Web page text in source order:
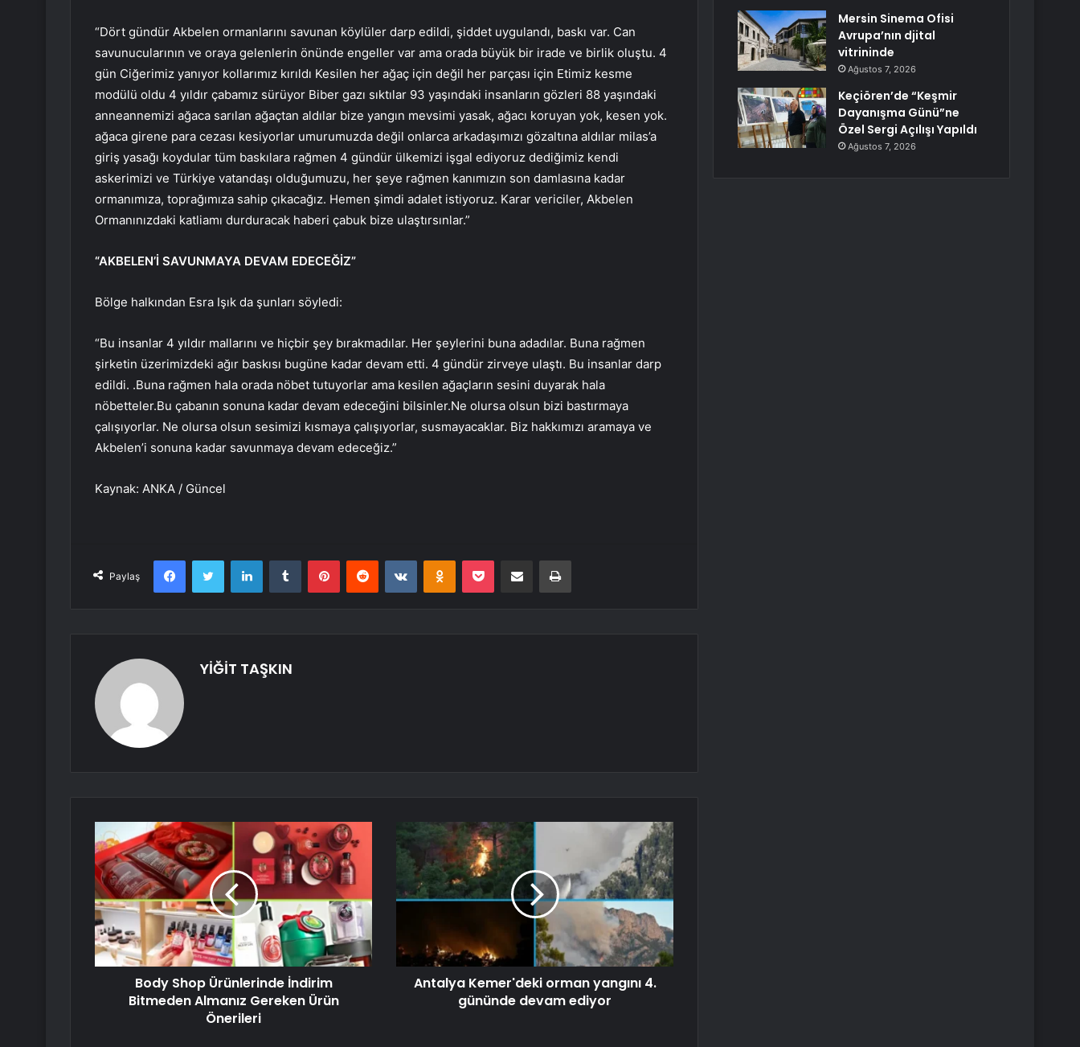
“Dört gündür Akbelen ormanlarını savunan köylüler darp edildi, şiddet uygulandı, baskı var. Can
savunucularının ve oraya gelenlerin önünde engeller var ama orada büyük bir irade ve birlik oluştu. 4
gün Ciğerimiz yanıyor kollarımız kırıldı Kesilen her ağaç için değil her parçası için Etimiz kesme
modülü oldu 4 yıldır çabamız sürüyor Biber gazı sıktılar 93 yaşındaki insanların gözleri 88 yaşındaki
anneannemizi ağaca sarılan ağaçtan aldılar bize yangın mevsimi yasak, ağacı koruyan yok, kesen yok.
ağaca girene para cezası kesiyorlar umurumuzda değil onlarca arkadaşımızı gözaltına aldılar milas’a
giriş yasağı koydular tüm baskılara rağmen 4 gündür ülkemizi işgal ediyoruz dediğimiz kendi
askerimizi ve Türkiye vatandaşı olduğumuzu, her şeye rağmen kanımızın son damlasına kadar
ormanımıza, toprağımıza sahip çıkacağız. Hemen şimdi adalet istiyoruz. Karar vericiler, Akbelen
Ormanınızdaki katliamı durduracak haberi çabuk bize ulaştırsınlar.”
“AKBELEN’İ SAVUNMAYA DEVAM EDECEĞİZ”
Bölge halkından Esra Işık da şunları söyledi:
“Bu insanlar 4 yıldır mallarını ve hiçbir şey bırakmadılar. Her şeylerini buna adadılar. Buna rağmen
şirketin üzerimizdeki ağır baskısı bugüne kadar devam etti. 4 gündür zirveye ulaştı. Bu insanlar darp
edildi. .Buna rağmen hala orada nöbet tutuyorlar ama kesilen ağaçların sesini duyarak hala
nöbetteler.Bu çabanın sonuna kadar devam edeceğini bilsinler.Ne olursa olsun bizi bastırmaya
çalışıyorlar. Ne olursa olsun sesimizi kısmaya çalışıyorlar, susmayacaklar. Biz hakkımızı aramaya ve
Akbelen’i sonuna kadar savunmaya devam edeceğiz.”
Kaynak: ANKA / Güncel
Paylaş
FacebookTwitter LinkedInTumblr PinterestReddit VKontakteOdnoklassniki
Pocket E-Posta ile paylaş Yazdır
YİĞİT TAŞKIN
Body Shop Ürünlerinde İndirim
Bitmeden Almanız Gereken Ürün
Önerileri
Antalya Kemer'deki orman yangını 4.
gününde devam ediyor
Mersin Sinema Ofisi
Avrupa’nın djital
vitrininde
Ağustos 7, 2026
Keçiören’de “Keşmir
Dayanışma Günü”ne
Özel Sergi Açılışı Yapıldı
Ağustos 7, 2026